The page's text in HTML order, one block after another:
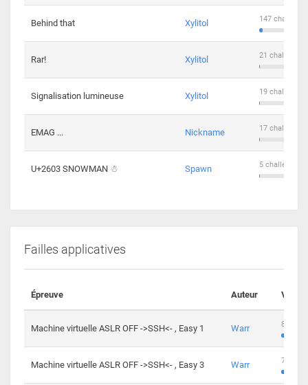
Behind that Xylitol 147
Rar! Xylitol 21
Signalisation lumineuse Xylitol 19
EMAG ... Nickname 17
U+2603 SNOWMAN ☃ Spawn 5 challengers
Failles applicatives
Épreuve Auteur
Machine virtuelle ASLR OFF ->SSH<- , Easy 1 Warr 801
Machine virtuelle ASLR OFF ->SSH<- , Easy 3 Warr 746